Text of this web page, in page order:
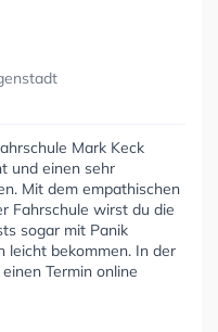
Mark Keck
und einen sehr
Mit dem empathischen
Fahrschule wirst du die
sogar mit Panik
leicht bekommen. In der
Termin online